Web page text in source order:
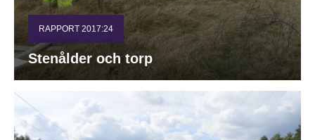
RAPPORT 2017:24
Stenålder och torp